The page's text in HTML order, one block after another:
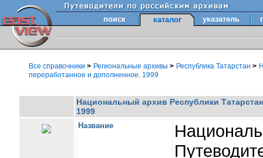
поиск каталог указатель
Все справочники > Региональные архивы > Республика Татарстан >
переработанное и дополненное. 1999
Национальный архив Республики
1999
Название